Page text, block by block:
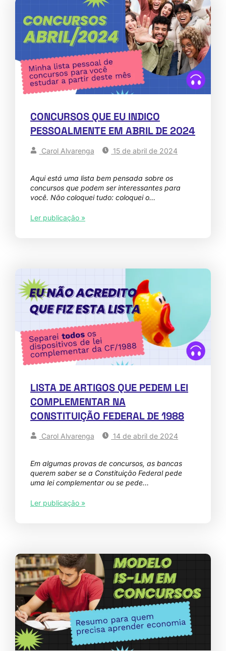
CONCURSOS QUE EU INDICO
PESSOALMENTE EM ABRIL DE 2024
Carol Alvarenga 15 de abril de 2024
Aqui está uma lista bem pensada sobre os
concursos que podem ser interessantes para
você. Não coloquei tudo: coloquei o…
Ler publicação »
LISTA DE ARTIGOS QUE PEDEM LEI
COMPLEMENTAR NA
CONSTITUIÇÃO FEDERAL DE 1988
Carol Alvarenga 14 de abril de 2024
Em algumas provas de concursos, as bancas
querem saber se a Constituição Federal pede
uma lei complementar ou se pede…
Ler publicação »